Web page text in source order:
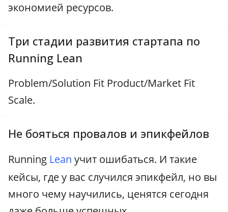
экономией ресурсов.
Три стадии развития стартапа по
Running Lean
Problem/Solution Fit Product/Market Fit
Scale.
Не бояться провалов и эпикфейлов
Running Lean учит ошибаться. И такие
кейсы, где у вас случился эпикфейл, но вы
много чему научились, ценятся сегодня